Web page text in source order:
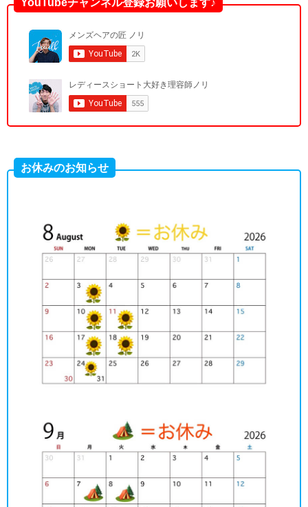
YouTubeチャンネル登録お願いします♪
お休みのお知らせ